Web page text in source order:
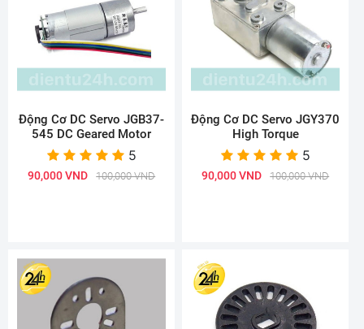
Động Cơ DC Servo JGB37-
545 DC Geared Motor
5
90,000 VND 100,000 VND
Động Cơ DC Servo JGY370
High Torque
5
90,000 VND 100,000 VND